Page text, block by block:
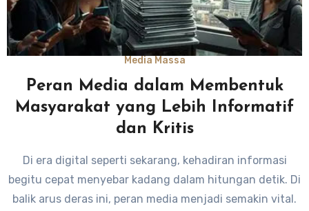
Media Massa
Peran Media dalam Membentuk
Masyarakat yang Lebih Informatif
dan Kritis
Di era digital seperti sekarang, kehadiran informasi
begitu cepat menyebar kadang dalam hitungan detik. Di
balik arus deras ini, peran media menjadi semakin vital.